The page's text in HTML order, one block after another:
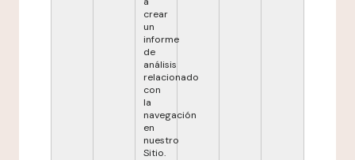
crear
un
informe
de
análisis
relacionado
con
la
navegación
en
nuestro
Sitio.